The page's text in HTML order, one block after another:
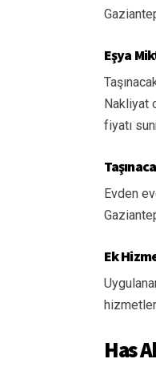
Eşya
Nakliyat
fiyatı
Evden
Ek
Has